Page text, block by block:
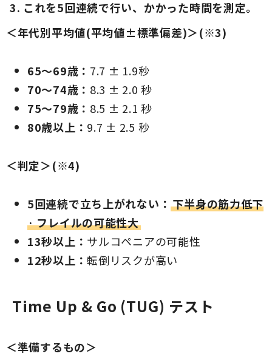
これを5回連続で行い、かかった時間を測定。
＜年代別平均値(平均値±標準偏差)＞(※3)
65～69歳： 7.7 ± 1.9秒
70～74歳： 8.3 ± 2.0 秒
75～79歳： 8.5 ± 2.1 秒
80歳以上： 9.7 ± 2.5 秒
＜判定＞(※4)
5回連続で立ち上がれない：下半身の筋力低下
· フレイルの可能性大
13秒以上： サルコペニアの可能性
12秒以上：転倒リスクが高い
Time Up & Go (TUG) テスト
＜準備するもの＞